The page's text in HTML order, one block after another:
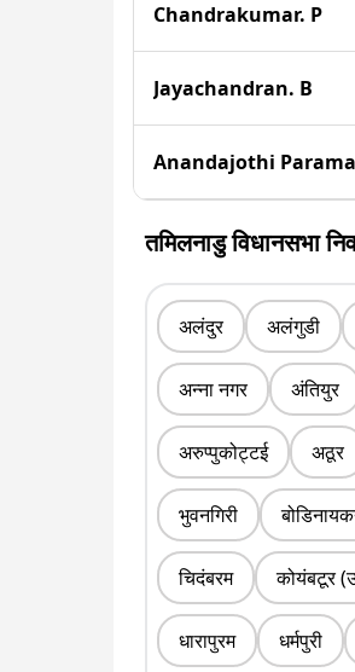
Chandrakumar. P
Jayachandran. B
Anandajothi
तमिलनाडु विधानसभा
अलंदुर अलंगुडी
अन्ना नगर अंतियुर
अरुप्पुकोट्टई अठूर
भुवनगिरी
चिदंबरम कोयंबटूर
धारापुरम धर्मपुरी